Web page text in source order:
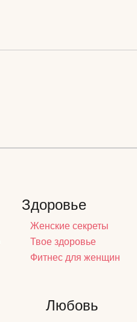
Здоровье
Женские секреты
Твое здоровье
Фитнес для женщин
Любовь